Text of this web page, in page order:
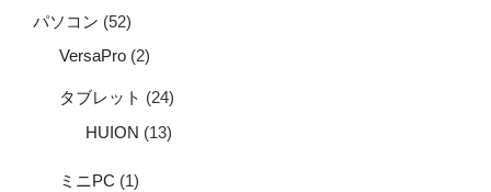
パソコン (52)
VersaPro (2)
タブレット (24)
HUION (13)
ミニPC (1)